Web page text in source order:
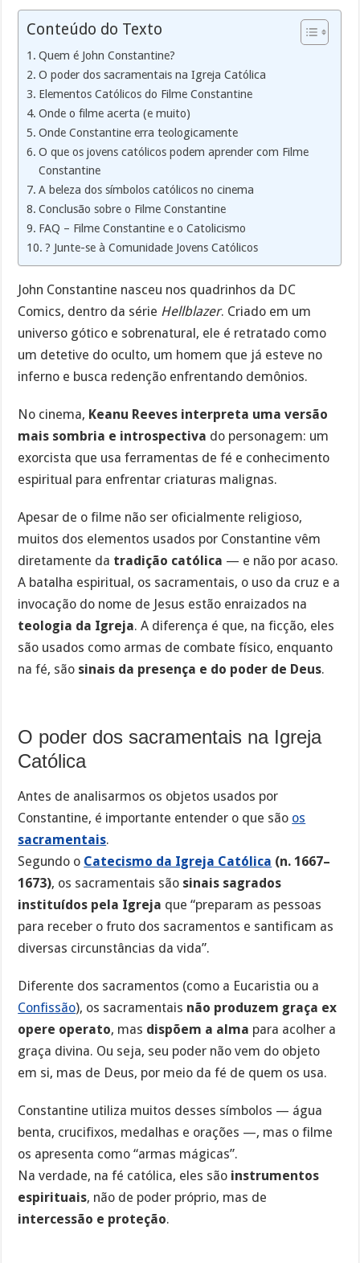
Conteúdo do Texto
Quem é John Constantine?
O poder dos sacramentais na Igreja Católica
Elementos Católicos do Filme Constantine
Onde o filme acerta (e muito)
Onde Constantine erra teologicamente
O que os jovens católicos podem aprender com Filme
Constantine
A beleza dos símbolos católicos no cinema
Conclusão sobre o Filme Constantine
FAQ – Filme Constantine e o Catolicismo
? Junte-se à Comunidade Jovens Católicos
John Constantine nasceu nos quadrinhos da DC
Comics, dentro da série Hellblazer. Criado em um
universo gótico e sobrenatural, ele é retratado como
um detetive do oculto, um homem que já esteve no
inferno e busca redenção enfrentando demônios.
No cinema, Keanu Reeves interpreta uma versão
mais sombria e introspectiva do personagem: um
exorcista que usa ferramentas de fé e conhecimento
espiritual para enfrentar criaturas malignas.
Apesar de o filme não ser oficialmente religioso,
muitos dos elementos usados por Constantine vêm
diretamente da tradição católica — e não por acaso.
A batalha espiritual, os sacramentais, o uso da cruz e a
invocação do nome de Jesus estão enraizados na
teologia da Igreja. A diferença é que, na ficção, eles
são usados como armas de combate físico, enquanto
na fé, são sinais da presença e do poder de Deus.
O poder dos sacramentais na Igreja
Católica
Antes de analisarmos os objetos usados por
Constantine, é importante entender o que são os
sacramentais.
Segundo o Catecismo da Igreja Católica (n. 1667–
1673), os sacramentais são sinais sagrados
instituídos pela Igreja que “preparam as pessoas
para receber o fruto dos sacramentos e santificam as
diversas circunstâncias da vida”.
Diferente dos sacramentos (como a Eucaristia ou a
Confissão), os sacramentais não produzem graça ex
opere operato, mas dispõem a alma para acolher a
graça divina. Ou seja, seu poder não vem do objeto
em si, mas de Deus, por meio da fé de quem os usa.
Constantine utiliza muitos desses símbolos — água
benta, crucifixos, medalhas e orações —, mas o filme
os apresenta como “armas mágicas”.
Na verdade, na fé católica, eles são instrumentos
espirituais, não de poder próprio, mas de
intercessão e proteção.